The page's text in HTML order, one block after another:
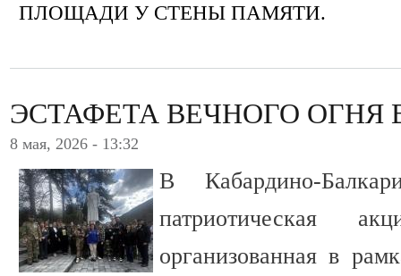
ПЛОЩАДИ У СТЕНЫ ПАМЯТИ.
ЭСТАФЕТА ВЕЧНОГО ОГНЯ
8 мая, 2026 - 13:32
В Кабардино-
патриотическая
организованная в